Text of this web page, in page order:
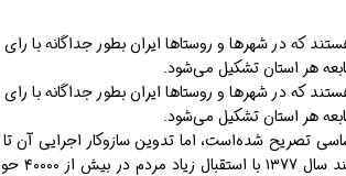
که در شهرها و روستاها ایران بطور جداگانه با
هر استان تشکیل می‌شود.
که در شهرها و روستاها ایران بطور جداگانه با
هر استان تشکیل می‌شود.
تصریح شده‌است، اما تدوین سازوکار اجرایی آن تا